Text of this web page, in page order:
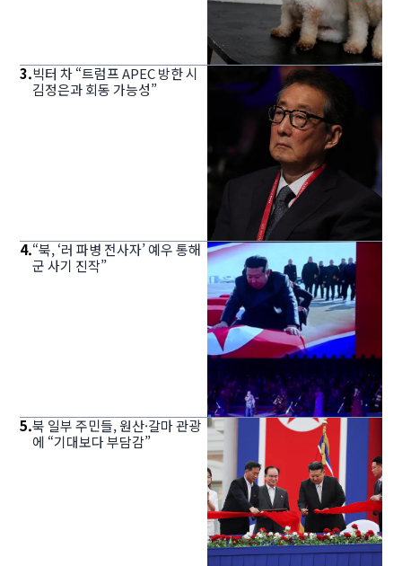
3.빅터 차 “트럼프 APEC 방한 시
김정은과 회동 가능성”
4.“북, ‘러 파병 전사자’ 예우 통해
군 사기 진작”
5.북 일부 주민들, 원산·갈마 관광
에 “기대보다 부담감”